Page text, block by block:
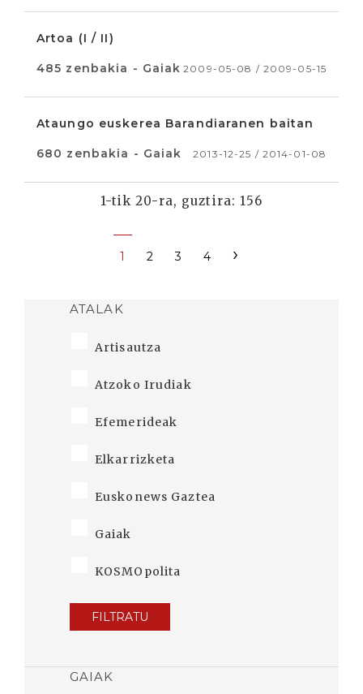
Artoa (I / II)
485 zenbakia - Gaiak 2009-05-08 / 2009-05-15
Ataungo euskerea Barandiaranen baitan
680 zenbakia - Gaiak 2013-12-25 / 2014-01-08
1-tik 20-ra, guztira: 156
1 2 3 4 ›
ATALAK
Artisautza
Atzoko Irudiak
Efemerideak
Elkarrizketa
Euskonews Gaztea
Gaiak
KOSMOpolita
FILTRATU
GAIAK